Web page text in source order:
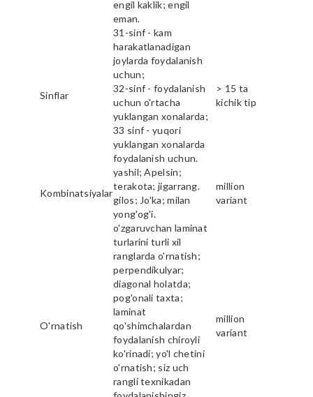
engil kaklik; engil
eman.
Sinflar
31-sinf - kam
harakatlanadigan
joylarda foydalanish
uchun;
32-sinf - foydalanish
uchun o'rtacha
yuklangan xonalarda;
33 sinf - yuqori
yuklangan xonalarda
foydalanish uchun.
> 15 ta
kichik tip
Kombinatsiyalar
yashil; Apelsin;
terakota; jigarrang.
gilos; Jo'ka; milan
yong'og'i.
million
variant
O'rnatish
o'zgaruvchan laminat
turlarini turli xil
ranglarda o'rnatish;
perpendikulyar;
diagonal holatda;
pog'onali taxta;
laminat
qo'shimchalardan
foydalanish chiroyli
ko'rinadi; yo'l chetini
o'rnatish; siz uch
rangli texnikadan
million
variant